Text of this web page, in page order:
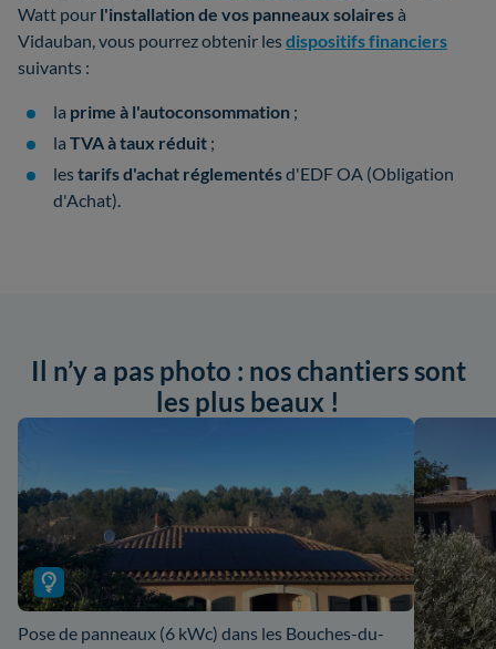
Watt pour l'installation de vos panneaux solairesà
Vidauban, vous pourrez obtenir lesdispositifs financiers
suivants :
la prime à l'autoconsommation ;
la TVA à taux réduit ;
lestarifs d'achat réglementésd'EDF OA (Obligation
d'Achat).
Il n’y a pas photo : nos chantiers sont
les plus beaux !
Pose de panneaux (6 kWc) dans les Bouches-du-